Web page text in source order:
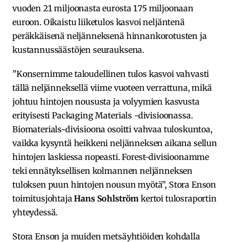
vuoden 21 miljoonasta eurosta 175 miljoonaan
euroon. Oikaistu liiketulos kasvoi neljäntenä
peräkkäisenä neljänneksenä hinnankorotusten ja
kustannussäästöjen seurauksena.
”Konsernimme taloudellinen tulos kasvoi vahvasti
tällä neljänneksellä viime vuoteen verrattuna, mikä
johtuu hintojen noususta ja volyymien kasvusta
erityisesti Packaging Materials -divisioonassa.
Biomaterials-divisioona osoitti vahvaa tuloskuntoa,
vaikka kysyntä heikkeni neljänneksen aikana sellun
hintojen laskiessa nopeasti. Forest-divisioonamme
teki ennätyksellisen kolmannen neljänneksen
tuloksen puun hintojen nousun myötä”, Stora Enson
toimitusjohtajaHans Sohlström kertoi tulosraportin
yhteydessä.
Stora Enson ja muiden metsäyhtiöiden kohdalla